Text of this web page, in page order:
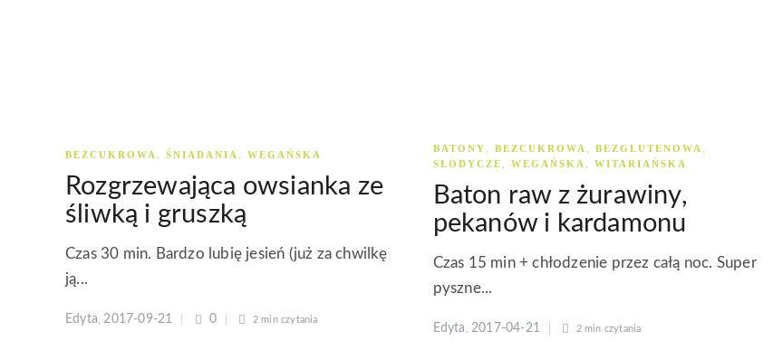
BEZCUKROWA ŚNIADANIA WEGAŃSKA
Rozgrzewająca owsianka ze
śliwką i gruszką
Czas 30 min. Bardzo lubię jesień (już za chwilkę
ją...
Edyta 2017-09-21 0 2 minczytania
BATONY BEZCUKROWA BEZGLUTENOWA
SŁODYCZE WEGAŃSKA WITARIAŃSKA
Baton raw z żurawiny,
pekanów i kardamonu
Czas 15 min + chłodzenie przez całą noc. Super
pyszne...
Edyta 2017-04-21 2 min czytania